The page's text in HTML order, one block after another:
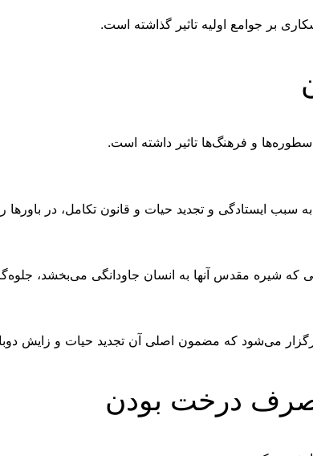
بر جوامع اولیه تاثیر گذاشته است.
و فرهنگ‌ها تاثیر داشته است.
سبب ایستادگی و تجدید حیات و قانون تکامل، در
که شیره مقدس آنها به انسان جاودانگی می‌بخشد،
می‌شود که مضمون اصلی آن تجدید حیات و زایش